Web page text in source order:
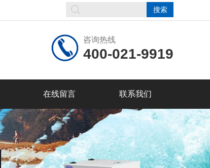
咨询热线
400-021-9919
在线留言 联系我们